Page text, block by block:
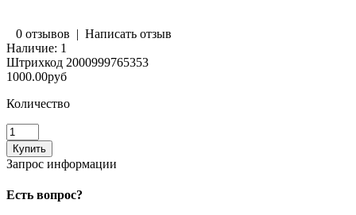
0 отзывов | Написать отзыв
Наличие: 1
Штрихкод 2000999765353
1000.00руб
Количество
Запрос информации
Есть вопрос?